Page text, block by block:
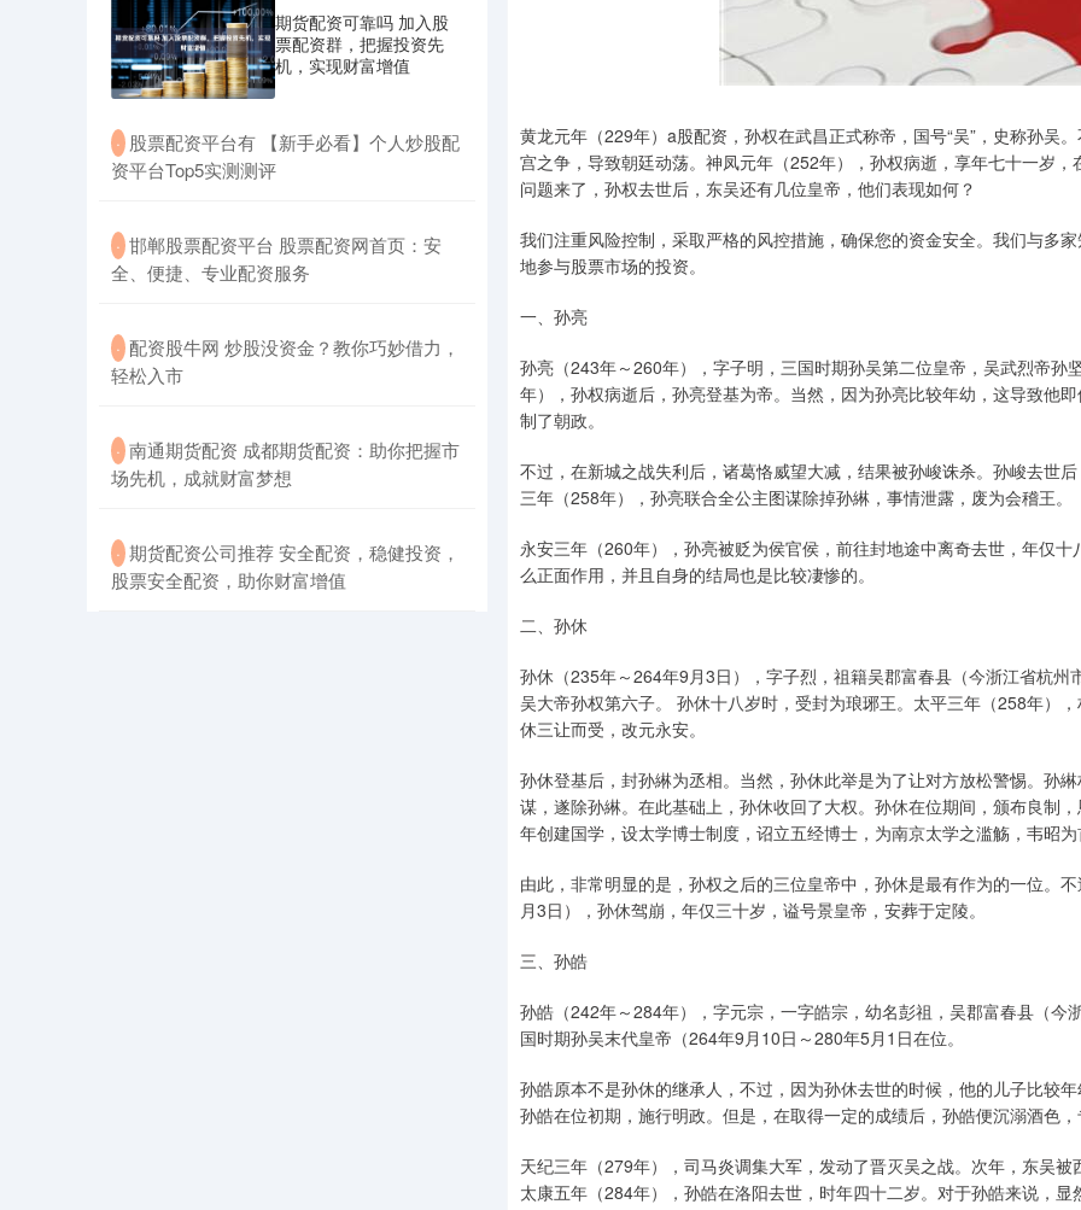
黄龙元年（229年）a股配资，孙权在武昌正式称帝，国号“吴”，史称孙吴
宫之争，导致朝廷动荡。神凤元年（252年），孙权病逝，享年七十一岁
问题来了，孙权去世后，东吴还有几位皇帝，他们表现如何？
我们注重风险控制，采取严格的风控措施，确保您的资金安全。我们与多
地参与股票市场的投资。
一、孙亮
孙亮（243年～260年），字子明，三国时期孙吴第二位皇帝，吴武烈帝
年），孙权病逝后，孙亮登基为帝。当然，因为孙亮比较年幼，这导致他
制了朝政。
不过，在新城之战失利后，诸葛恪威望大减，结果被孙峻诛杀。孙峻去世
三年（258年），孙亮联合全公主图谋除掉孙綝，事情泄露，废为会稽王。
永安三年（260年），孙亮被贬为侯官侯，前往封地途中离奇去世，年仅
么正面作用，并且自身的结局也是比较凄惨的。
二、孙休
孙休（235年～264年9月3日），字子烈，祖籍吴郡富春县（今浙江省杭
吴大帝孙权第六子。 孙休十八岁时，受封为琅琊王。太平三年（258年）
休三让而受，改元永安。
孙休登基后，封孙綝为丞相。当然，孙休此举是为了让对方放松警惕。孙
谋，遂除孙綝。在此基础上，孙休收回了大权。孙休在位期间，颁布良制
年创建国学，设太学博士制度，诏立五经博士，为南京太学之滥觞，韦昭
由此，非常明显的是，孙权之后的三位皇帝中，孙休是最有作为的一位。
月3日），孙休驾崩，年仅三十岁，谥号景皇帝，安葬于定陵。
三、孙皓
孙皓（242年～284年），字元宗，一字皓宗，幼名彭祖，吴郡富春县（
国时期孙吴末代皇帝（264年9月10日～280年5月1日在位。
孙皓原本不是孙休的继承人，不过，因为孙休去世的时候，他的儿子比较
孙皓在位初期，施行明政。但是，在取得一定的成绩后，孙皓便沉溺酒色
天纪三年（279年），司马炎调集大军，发动了晋灭吴之战。次年，东吴
太康五年（284年），孙皓在洛阳去世，时年四十二岁。对于孙皓来说，
期货配资可靠吗 加入股
票配资群，把握投资先
机，实现财富增值
· ​股票配资平台有 【新手必看】个人炒股配
资平台Top5实测测评
· ​邯郸股票配资平台 股票配资网首页：安
全、便捷、专业配资服务
· ​配资股牛网 炒股没资金？教你巧妙借力，
轻松入市
· ​南通期货配资 成都期货配资：助你把握市
场先机，成就财富梦想
· ​期货配资公司推荐 安全配资，稳健投资，
股票安全配资，助你财富增值